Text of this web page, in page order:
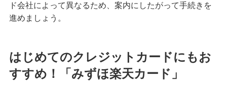
ド会社によって異なるため、案内にしたがって手続きを
進めましょう。
はじめてのクレジットカードにもお
すすめ！「みずほ楽天カード」